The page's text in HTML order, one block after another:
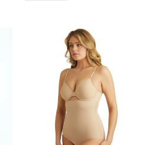
Αυτό
το
προϊόν
έχει
πολλαπλές
παραλλαγές.
επιλογές
μπορούν